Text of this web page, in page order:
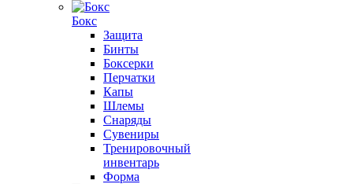
Бокс
Защита
Бинты
Боксерки
Перчатки
Капы
Шлемы
Снаряды
Сувениры
Тренировочный
инвентарь
Форма